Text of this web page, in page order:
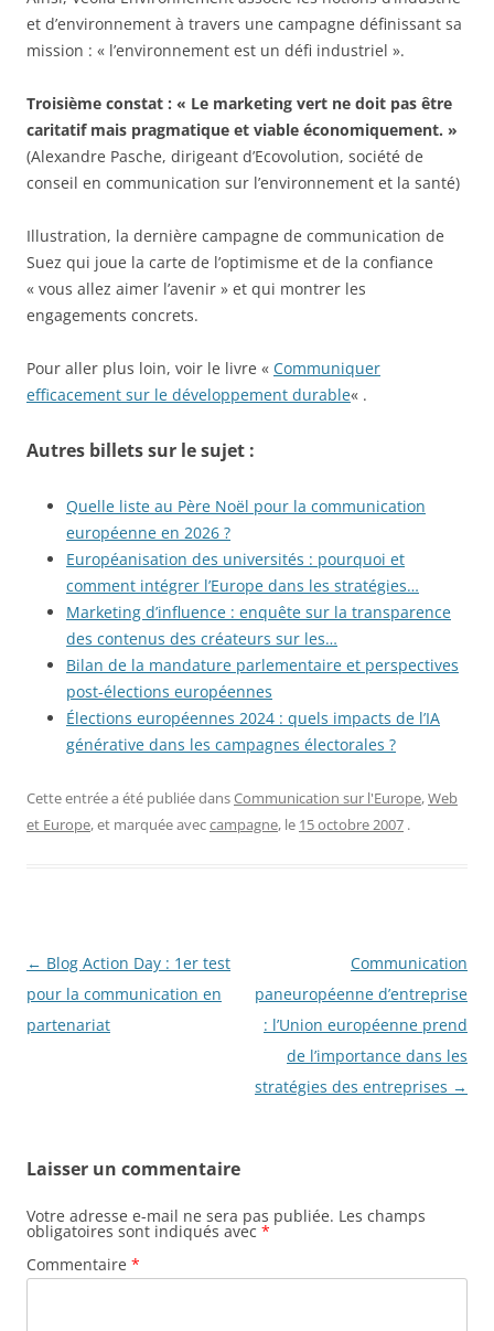
et d’environnement à travers une campagne définissant sa
mission : « l’environnement est un défi industriel ».
Troisième constat : « Le marketing vert ne doit pas être
caritatif mais pragmatique et viable économiquement. »
(Alexandre Pasche, dirigeant d’Ecovolution, société de
conseil en communication sur l’environnement et la santé)
Illustration, la dernière campagne de communication de
Suez qui joue la carte de l’optimisme et de la confiance
« vous allez aimer l’avenir » et qui montrer les
engagements concrets.
Pour aller plus loin, voir le livre « Communiquer
efficacement sur le développement durable« .
Autres billets sur le sujet :
Quelle liste au Père Noël pour la communication
européenne en 2026 ?
Européanisation des universités : pourquoi et
comment intégrer l’Europe dans les stratégies…
Marketing d’influence : enquête sur la transparence
des contenus des créateurs sur les…
Bilan de la mandature parlementaire et perspectives
post-élections européennes
Élections européennes 2024 : quels impacts de l’IA
générative dans les campagnes électorales ?
Cette entrée a été publiée dansCommunication sur l'Europe,Web
et Europe, et marquée aveccampagne, le 15 octobre 2007 .
Navigation
des
articles
← Blog Action Day : 1er test
pour la communication en
partenariat
Communication
paneuropéenne d’entreprise
: l’Union européenne prend
de l’importance dans les
stratégies des entreprises →
Laisser un commentaire
Votre adresse e-mail ne sera pas publiée. Les champs
obligatoires sont indiqués avec *
Commentaire *